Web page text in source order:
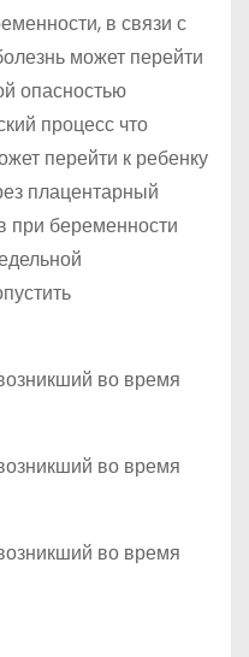
в связи с
может перейти
опасностью
процесс что
перейти к ребенку
плацентарный
при беременности